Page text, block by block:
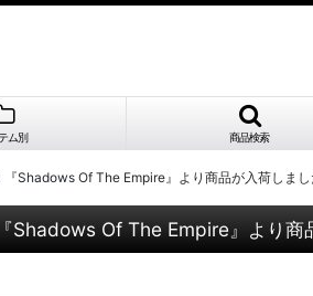
ム別 商品検索
Shadows Of The Empire』より商品が入荷しまし
Of The Empire』より商